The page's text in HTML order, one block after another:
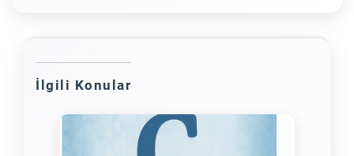
İlgili Konular